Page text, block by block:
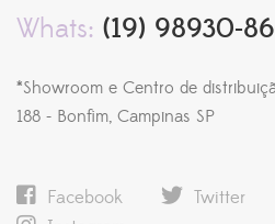
Whats: (19) 98930-
*Showroom e Centro de
188 - Bonfim, Campinas SP
Facebook Twitter